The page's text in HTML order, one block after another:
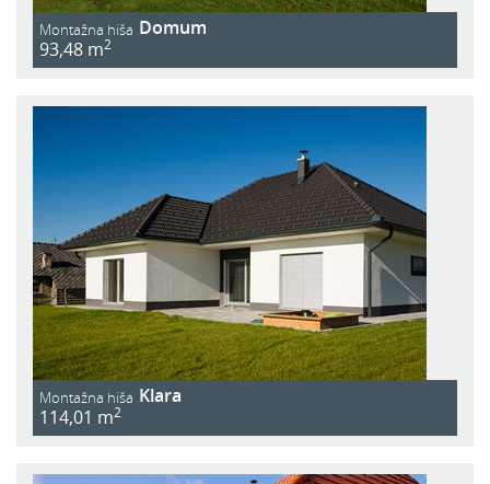
Montažna hiša Domum
93,48 m2
Montažna hiša Klara
114,01 m2